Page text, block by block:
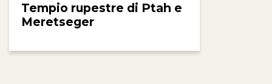
Tempio rupestre di Ptah e
Meretseger